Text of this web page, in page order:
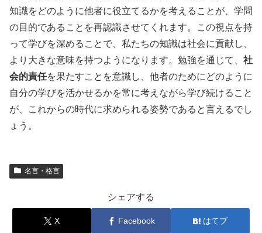
知識をどのように他者に役立てるかを考えることが、学問
の目的であることを再認識させてくれます。この視点を持
って学びを深めることで、私たちの知識は社会に貢献し、
より大きな意味を持つようになります。勉強を通じて、 社
会的責任を果たすことを意識し、他者のためにどのように
自分の学びを活かせるかを常に考えながら学び続けること
が、これからの時代に求められる姿勢であると言えるでし
ょう。
名言・格言
シェアする
X Facebook はてブ